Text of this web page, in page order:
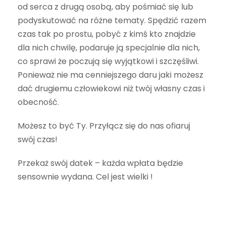
od serca z drugą osobą, aby pośmiać się lub
podyskutować na różne tematy. Spędzić razem
czas tak po prostu, pobyć z kimś kto znajdzie
dla nich chwilę, podaruje ją specjalnie dla nich,
co sprawi że poczują się wyjątkowi i szczęśliwi.
Ponieważ nie ma cenniejszego daru jaki możesz
dać drugiemu człowiekowi niż twój własny czas i
obecność.
Możesz to być Ty. Przyłącz się do nas ofiaruj
swój czas!
Przekaż swój datek – każda wpłata będzie
sensownie wydana. Cel jest wielki !